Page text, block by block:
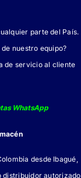
parte del País.
nuestro equipo?
de servicio al cliente
WhatsApp
desde Ibagué,
distribuidor autorizado